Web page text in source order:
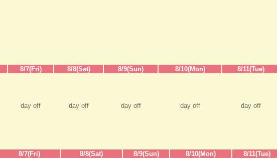
8/7(Fri) 8/8(Sat) 8/9(Sun) 8/10(Mon) 8/11(Tue)
day off day off day off day off day off
8/7(Fri) 8/8(Sat) 8/9(Sun) 8/10(Mon) 8/11(Tue)